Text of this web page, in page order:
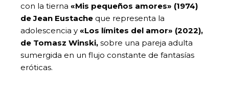
con la tierna «Mis pequeños amores» (1974)
de Jean Eustache que representa la
adolescencia y «Los límites del amor» (2022),
de Tomasz Winski, sobre una pareja adulta
sumergida en un flujo constante de fantasías
eróticas.